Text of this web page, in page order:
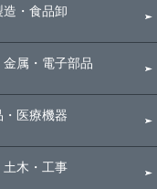
・食品卸
属・電子部品
・医療機器
木・工事